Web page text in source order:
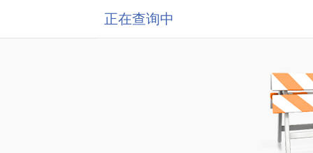
正在查询中